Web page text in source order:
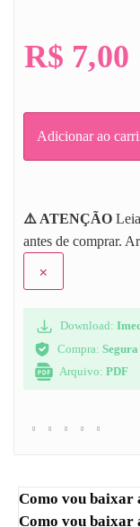
R$ 7,00
Adicionar ao
⚠️ ATENÇÃO
antes de comprar.
×
Download:
Compra: Segura
Arquivo: PDF
Como vou baixar
Como vou baixar